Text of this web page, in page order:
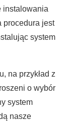
instalowania
procedura jest
system
na przykład z
o wybór
system
nasze